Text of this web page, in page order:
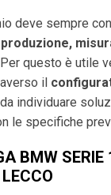
deve sempre
produzione,
questo è utile
il
individuare
le specifiche
BMW SERIE
LECCO